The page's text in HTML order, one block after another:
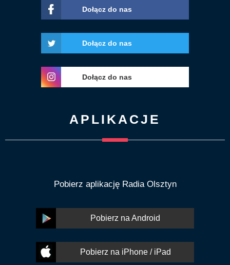
Dołącz do nas
Dołącz do nas
Dołącz do nas
APLIKACJE
Pobierz aplikację Radia Olsztyn
Pobierz na Android
Pobierz na iPhone / iPad